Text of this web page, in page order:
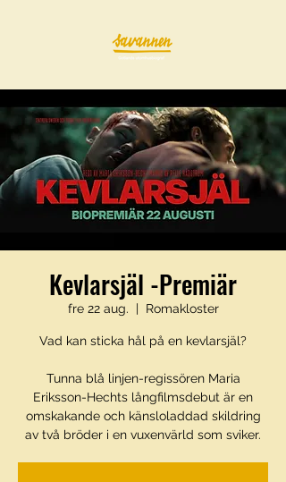
Kevlarsjäl -Premiär
fre 22 aug.
  |
Romakloster
Vad kan sticka hål på en kevlarsjäl?
Tunna blå linjen-regissören Maria
Eriksson-Hechts långfilmsdebut är en
omskakande och känsloladdad skildring
av två bröder i en vuxenvärld som sviker.